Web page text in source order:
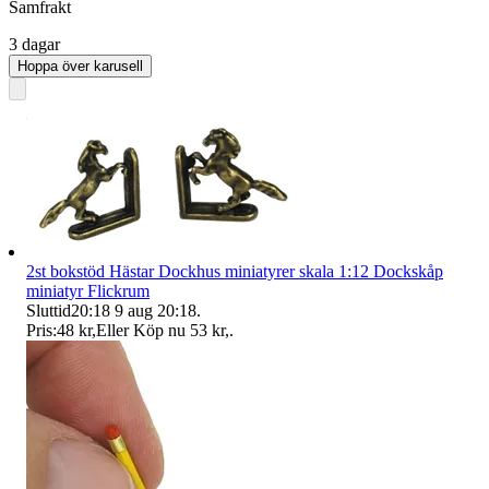
Samfrakt
3 dagar
Hoppa över karusell
2st bokstöd Hästar Dockhus miniatyrer skala 1:12 Dockskåp
miniatyr Flickrum
Sluttid20:18 9 aug 20:18.
Pris:48 kr,Eller Köp nu 53 kr,.